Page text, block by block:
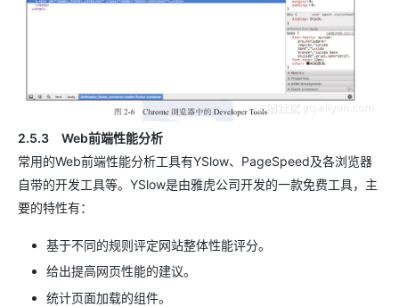
2.5.3 Web前端性能分析
常用的Web前端性能分析工具有YSlow、PageSpeed及各浏览器
自带的开发工具等。YSlow是由雅虎公司开发的一款免费工具，主
要的特性有：
基于不同的规则评定网站整体性能评分。
给出提高网页性能的建议。
统计页面加载的组件。